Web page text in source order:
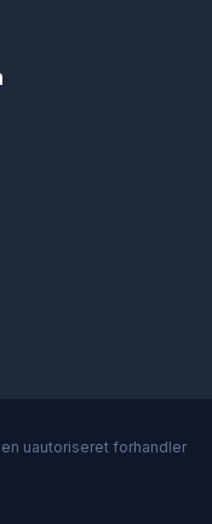
uautoriseret forhandler